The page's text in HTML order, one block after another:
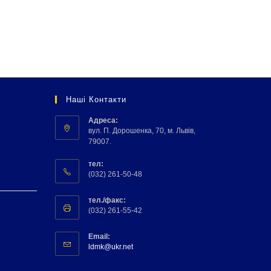
Наші Контакти
Адреса:
вул. П. Дорошенка, 70, м. Львів,
79007.
тел:
(032) 261-50-48
тел./факс:
(032) 261-55-42
Email:
ldmk@ukr.net